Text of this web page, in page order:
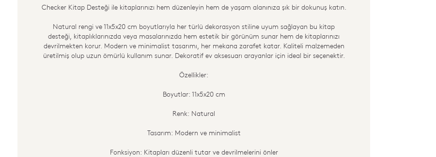
Checker Kitap Desteği ile kitaplarınızı hem düzenleyin hem de yaşam alanınıza şık bir dokunuş katın.
Natural rengi ve 11x5x20 cm boyutlarıyla her türlü dekorasyon stiline uyum sağlayan bu kitap
desteği, kitaplıklarınızda veya masalarınızda hem estetik bir görünüm sunar hem de kitaplarınızı
devrilmekten korur. Modern ve minimalist tasarımı, her mekana zarafet katar. Kaliteli malzemeden
üretilmiş olup uzun ömürlü kullanım sunar. Dekoratif ev aksesuarı arayanlar için ideal bir seçenektir.
Özellikler:
Boyutlar: 11x5x20 cm
Renk: Natural
Tasarım: Modern ve minimalist
Fonksiyon: Kitapları düzenli tutar ve devrilmelerini önler